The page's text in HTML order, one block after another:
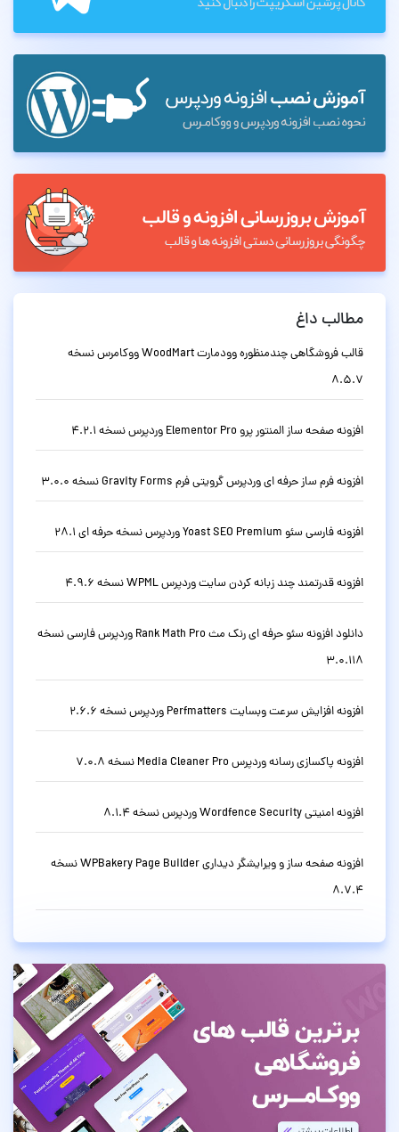
مطالب داغ
قالب فروشگاهی چندمنظوره وودمارت WoodMart ووکامرس نسخه
8.5.7
افزونه صفحه ساز المنتور پرو Elementor Pro وردپرس نسخه 4.2.1
افزونه فرم ساز حرفه ای وردپرس گرویتی فرم Gravity Forms نسخه 3.0.0
افزونه فارسی سئو Yoast SEO Premium وردپرس نسخه حرفه ای 28.1
افزونه قدرتمند چند زبانه کردن سایت وردپرس WPML نسخه 4.9.6
دانلود افزونه سئو حرفه ای رنک مث Rank Math Pro وردپرس فارسی نسخه
3.0.118
افزونه افزایش سرعت وبسایت Perfmatters وردپرس نسخه 2.6.6
افزونه پاکسازی رسانه وردپرس Media Cleaner Pro نسخه 7.0.8
افزونه امنیتی Wordfence Security وردپرس نسخه 8.1.4
افزونه صفحه ساز و ویرایشگر دیداری WPBakery Page Builder نسخه
8.7.4